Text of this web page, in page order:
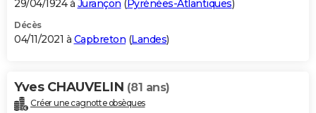
29/04/1924 à Jurançon ( Pyrénées-Atlantiques)
Décès
04/11/2021 à Capbreton (Landes)
Yves CHAUVELIN (81 ans)
Créer une cagnotte obsèques